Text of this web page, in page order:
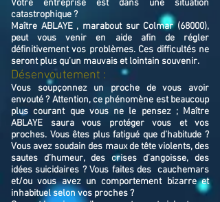
Votre entreprise est dans une situation
catastrophique ?
Maître ABLAYE , marabout sur Colmar (68000),
peut vous venir en aide afin de régler
définitivement vos problèmes. Ces difficultés ne
seront plus qu’un mauvais et lointain souvenir.
Désenvoutement :
Vous soupçonnez un proche de vous avoir
envouté ? Attention, ce phénomène est beaucoup
plus courant que vous ne le pensez ; Maître
ABLAYE saura vous protéger vous et vos
proches. Vous êtes plus fatigué que d’habitude ?
Vous avez soudain des maux de tête violents, des
sautes d’humeur, des crises d’angoisse, des
idées suicidaires ? Vous faites des cauchemars
et/ou vous avez un comportement bizarre et
inhabituel selon vos proches ?